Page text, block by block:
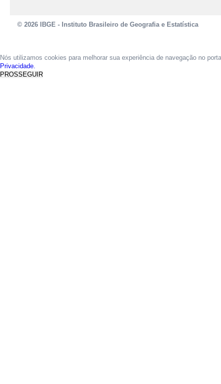
© 2026 IBGE - Instituto Brasileiro de Geografia e Estatística
Nós utilizamos cookies para melhorar sua experiência de navegação no
Privacidade.
PROSSEGUIR